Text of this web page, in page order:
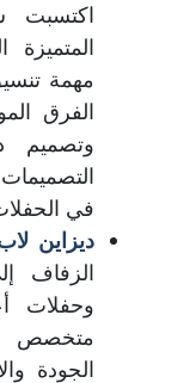
اكتسبت
المتميزة
مهمة
الفرق
وتصميم
في
ديزاين
الزفاف
وحفلات
متخصص
الجودة